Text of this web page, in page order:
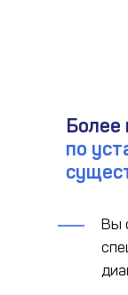
Более
по
Вы